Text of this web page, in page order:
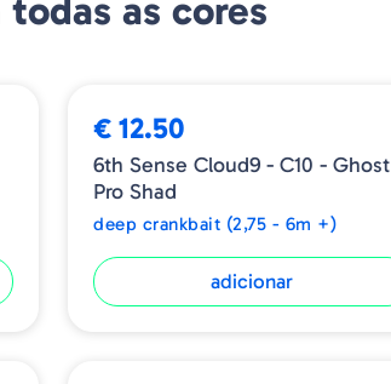
as cores
€ 12.50
6th Sense Cloud9 - C10 - Ghost
Pro Shad
deep crankbait (2,75 - 6m +)
adicionar